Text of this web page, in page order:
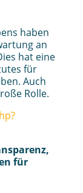
haben
an
hat eine
für
Auch
Rolle.
für